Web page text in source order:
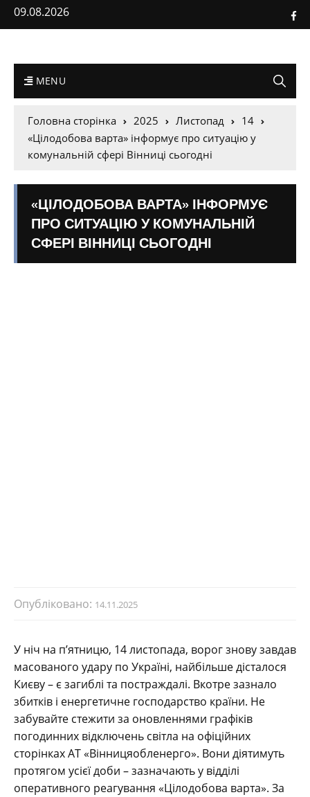
09.08.2026
MENU
Головна сторінка 2025 Листопад
14
«Цілодобова варта» інформує про ситуацію у
комунальній сфері Вінниці сьогодні
«ЦІЛОДОБОВА ВАРТА» ІНФОРМУЄ
ПРО СИТУАЦІЮ У КОМУНАЛЬНІЙ
СФЕРІ ВІННИЦІ СЬОГОДНІ
Опубліковано: 14.11.2025
У ніч на п’ятницю, 14 листопада, ворог знову завдав
масованого удару по Україні, найбільше дісталося
Києву – є загиблі та постраждалі. Вкотре зазнало
збитків і енергетичне господарство країни. Не
забувайте стежити за оновленнями графіків
погодинних відключень світла на офіційних
сторінках АТ «Вінницяобленерго». Вони діятимуть
протягом усієї доби – зазначають у відділі
оперативного реагування «Цілодобова варта». За